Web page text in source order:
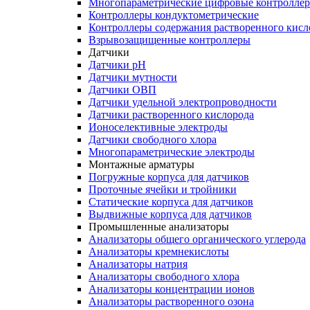
Многопараметрические цифровые
Контроллеры кондуктометрические
Контроллеры содержания растворенного
Взрывозащищенные контроллеры
Датчики
Датчики рН
Датчики мутности
Датчики ОВП
Датчики удельной электропроводности
Датчики растворенного кислорода
Ионоселективные электроды
Датчики свободного хлора
Многопараметрические электроды
Монтажные арматуры
Погружные корпуса для датчиков
Проточные ячейки и тройники
Статические корпуса для датчиков
Выдвижные корпуса для датчиков
Промышленные анализаторы
Анализаторы общего органического углерода
Анализаторы кремнекислоты
Анализаторы натрия
Анализаторы свободного хлора
Анализаторы концентрации ионов
Анализаторы растворенного озона